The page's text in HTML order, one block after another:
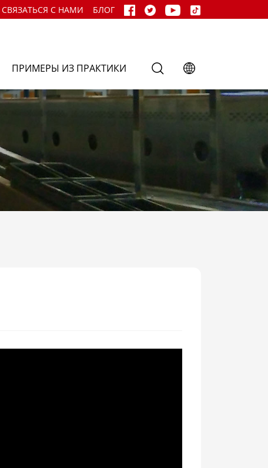
СВЯЗАТЬСЯ С НАМИ БЛОГ
ПРИМЕРЫ ИЗ ПРАКТИКИ